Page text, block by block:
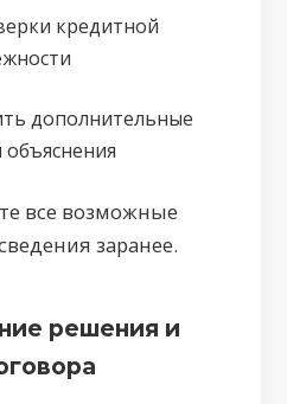
кредитной
дополнительные
все возможные
заранее.
решения и